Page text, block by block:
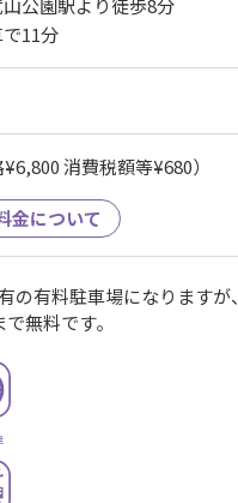
公園駅より徒歩8分
11分
消費税額等¥680）
金について
の有料駐車場になりますが、
無料です。